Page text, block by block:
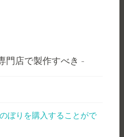
門店で製作すべき
ぼりを購入することがで